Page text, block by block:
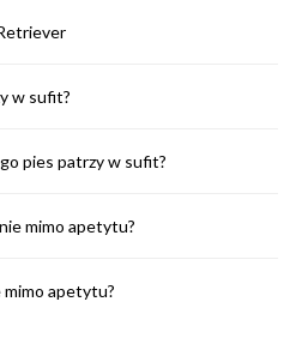
w sufit?
pies patrzy w sufit?
mimo apetytu?
apetytu?